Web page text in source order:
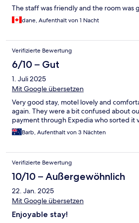
The staff was friendly and the room was
dane, Aufenthalt von 1 Nacht
Verifizierte Bewertung
6/10 – Gut
1. Juli 2025
Mit Google übersetzen
Very good stay, motel lovely and
again. They were a bit confused about
payment through Expedia who sorted it
Barb, Aufenthalt von 3 Nächten
Verifizierte Bewertung
10/10 – Außergewöhnlich
22. Jan. 2025
Mit Google übersetzen
Enjoyable stay!